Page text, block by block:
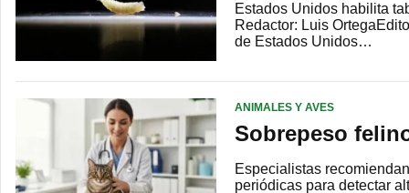
Estados Unidos habilita
Redactor: Luis
de Estados Unidos…
ANIMALES Y AVES
Sobrepeso
Especialistas
periódicas para detectar